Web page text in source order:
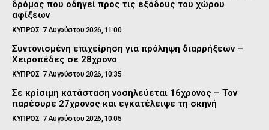
δρόμος που οδηγεί προς τις εξόδους του χώρου
αφίξεων
ΚΥΠΡΟΣ 7 Αυγούστου 2026, 11:00
Συντονισμένη επιχείρηση για πρόληψη διαρρήξεων –
Χειροπέδες σε 28χρονο
ΚΥΠΡΟΣ 7 Αυγούστου 2026, 10:35
Σε κρίσιμη κατάσταση νοσηλεύεται 16χρονος – Τον
παρέσυρε 27χρονος και εγκατέλειψε τη σκηνή
ΚΥΠΡΟΣ 7 Αυγούστου 2026, 10:05